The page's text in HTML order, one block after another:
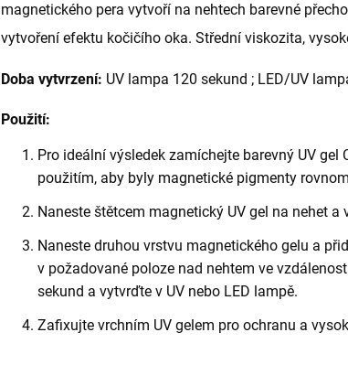
magnetického pera vytvoří na nehtech barevné
vytvoření efektu kočičího oka. Střední viskozita,
Doba vytvrzení: UV lampa 120 sekund ; LED/UV
Použití:
Pro ideální výsledek zamíchejte barevný UV gel
použitím, aby byly magnetické pigmenty
Naneste štětcem magnetický UV gel na nehet a
Naneste druhou vrstvu magnetického gelu a
v požadované poloze nad nehtem ve
sekund a vytvrďte v UV nebo LED lampě.
Zafixujte vrchním UV gelem pro ochranu a